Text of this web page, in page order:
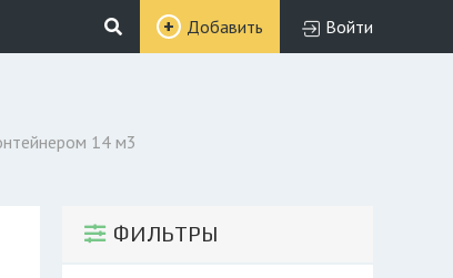
Добавить Войти
14 м3
ФИЛЬТРЫ